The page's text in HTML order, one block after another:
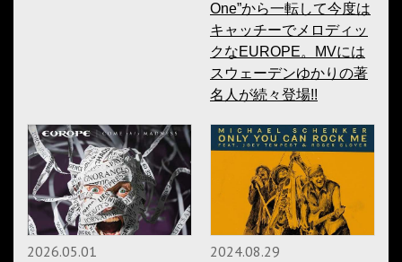
One”から一転して今度は
キャッチーでメロディッ
クなEUROPE。MVには
スウェーデンゆかりの著
名人が続々登場!!
2026.05.01 2024.08.29